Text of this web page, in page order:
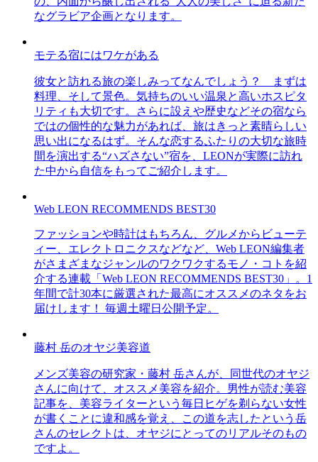
なグラビア企画となります。
モテる宿にはワケがある
彼女と訪れる旅の楽しみってなんでしょう？ まずは
料理、そして景色。気持ちのいい温泉と高いホスピタ
リティも大切です。さらに設えや歴史などその宿なら
ではの個性的な魅力があれば、旅はきっと素晴らしい
思い出になるはず。そんな恋するふたりの大切な旅時
間を演出する“ハズさない”宿を、LEONが実際に訪れ
た中から自信をもってご紹介します。
Web LEON RECOMMENDS BEST30
ファッションや時計はもちろん、グルメからビューテ
ィー、エレクトロニクスなどなど、Web LEON編集者
がさまざまなジャンルのワクワクするモノ・コトを紹
介する連載「Web LEON RECOMMENDS BEST30」。1
年間で計30本に厳選された最高にオススメのネタをお
届けします！ 毎週土曜日公開予定。
藤村 岳のオヤジ美容道
メンズ美容の研究家・藤村 岳さんが、同世代のオヤジ
さんに向けて、オススメ美容を紹介。男性が読む美容
記事を、美容ライターという毎日ヒゲを剃らない女性
が書くことに違和感を覚え、この道を志したという岳
さんのセレクトは、オヤジにとってのリアルそのもの
ですよ。